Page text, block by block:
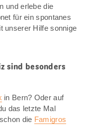
und erlebe die
für ein spontanes
unserer Hilfe sonnige
sind besonders
in Bern? Oder auf
das letzte Mal
die Famigros